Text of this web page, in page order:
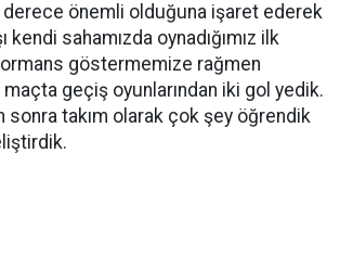
derece önemli olduğuna işaret ederek
kendi sahamızda oynadığımız ilk
göstermemize rağmen
geçiş oyunlarından iki gol yedik.
sonra takım olarak çok şey öğrendik